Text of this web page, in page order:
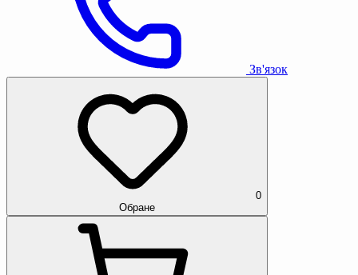
Зв'язок
0
Обране